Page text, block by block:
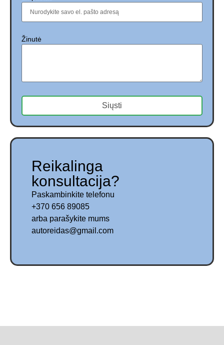
Žinutė
Siųsti
Reikalinga
konsultacija?
Paskambinkite telefonu
+370 656 89085
arba parašykite mums
autoreidas@gmail.com